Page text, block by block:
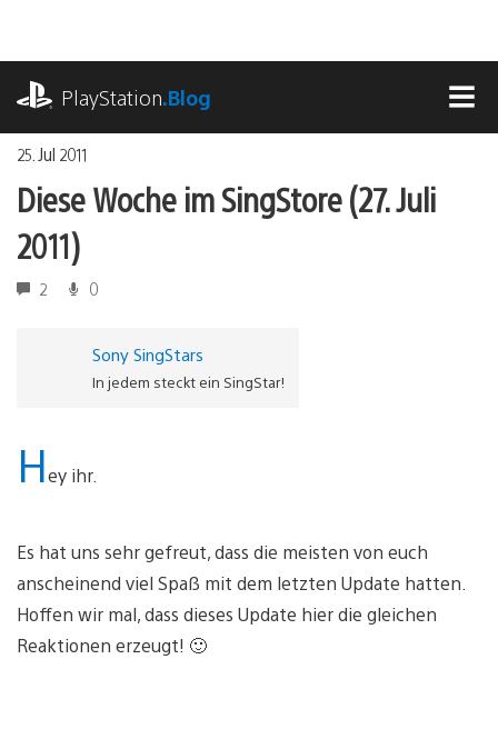
springen
PlayStation.Blog
25. Jul 2011
Diese Woche im SingStore (27. Juli
2011)
2 0
Sony SingStars
In jedem steckt ein SingStar!
Hey ihr.
Es hat uns sehr gefreut, dass die meisten von euch
anscheinend viel Spaß mit dem letzten Update hatten.
Hoffen wir mal, dass dieses Update hier die gleichen
Reaktionen erzeugt! 🙂